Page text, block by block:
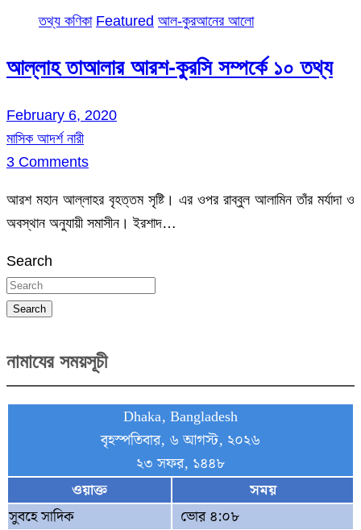
তথ্য কণিকা Featured আল-কুরআনের আলো
আল্লাহ তাআলার আরশ-কুরসি সম্পর্কে ১০ তথ্য
February 6, 2020
মাসিক আদর্শ নারী
3 Comments
আরশ মহান আল্লাহর বৃহত্তম সৃষ্টি। এর ওপর রাব্বুল আলামিন তাঁর মর্যাদা ও
অবস্থান অনুযায়ী সমাসীন। ইরশাদ…
Search
Search
নামাযের সময়সূচী
Dhaka, Bangladesh
বৃহস্পতিবার, ৬ আগস্ট, ২০২৬
২৩ সফর, ১৪৪৮
ওয়াক্ত
সময়
সুবহে সাদিক
ভোর ৪:০৮